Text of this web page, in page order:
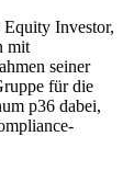
Investor,
mit
seiner
für die
p36 dabei,